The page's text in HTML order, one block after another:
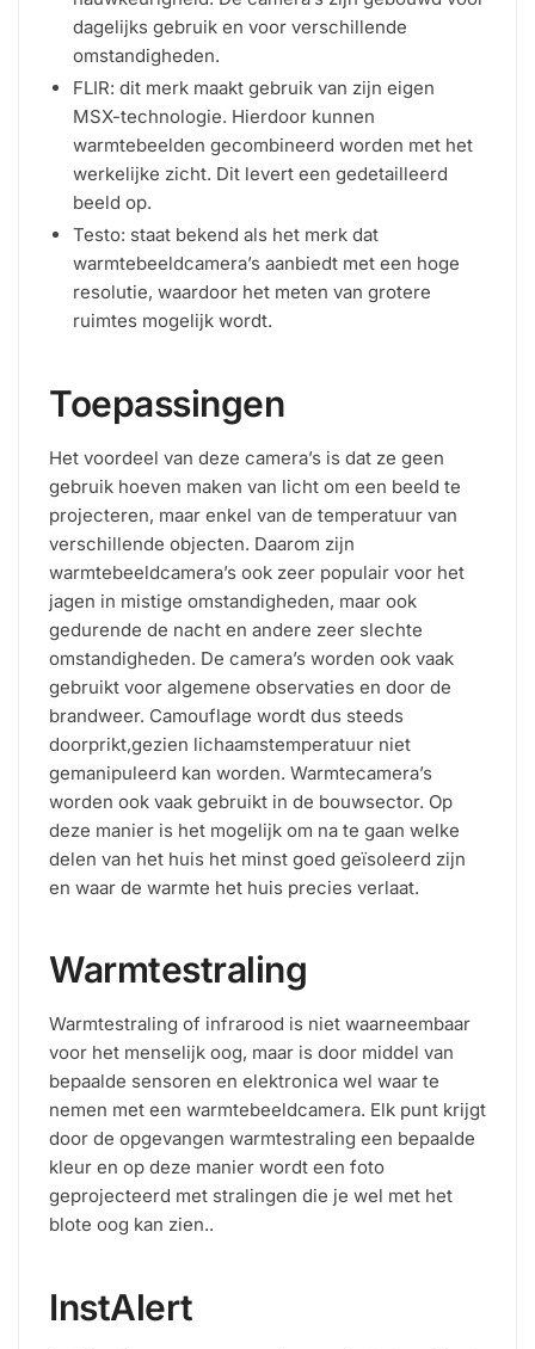
dagelijks gebruik en voor verschillende
omstandigheden.
FLIR: dit merk maakt gebruik van zijn eigen
MSX-technologie. Hierdoor kunnen
warmtebeelden gecombineerd worden met het
werkelijke zicht. Dit levert een gedetailleerd
beeld op.
Testo: staat bekend als het merk dat
warmtebeeldcamera’s aanbiedt met een hoge
resolutie, waardoor het meten van grotere
ruimtes mogelijk wordt.
Toepassingen
Het voordeel van deze camera’s is dat ze geen
gebruik hoeven maken van licht om een beeld te
projecteren, maar enkel van de temperatuur van
verschillende objecten. Daarom zijn
warmtebeeldcamera’s ook zeer populair voor het
jagen in mistige omstandigheden, maar ook
gedurende de nacht en andere zeer slechte
omstandigheden. De camera’s worden ook vaak
gebruikt voor algemene observaties en door de
brandweer. Camouflage wordt dus steeds
doorprikt,gezien lichaamstemperatuur niet
gemanipuleerd kan worden. Warmtecamera’s
worden ook vaak gebruikt in de bouwsector. Op
deze manier is het mogelijk om na te gaan welke
delen van het huis het minst goed geïsoleerd zijn
en waar de warmte het huis precies verlaat.
Warmtestraling
Warmtestraling of infrarood is niet waarneembaar
voor het menselijk oog, maar is door middel van
bepaalde sensoren en elektronica wel waar te
nemen met een warmtebeeldcamera. Elk punt krijgt
door de opgevangen warmtestraling een bepaalde
kleur en op deze manier wordt een foto
geprojecteerd met stralingen die je wel met het
blote oog kan zien..
InstAlert